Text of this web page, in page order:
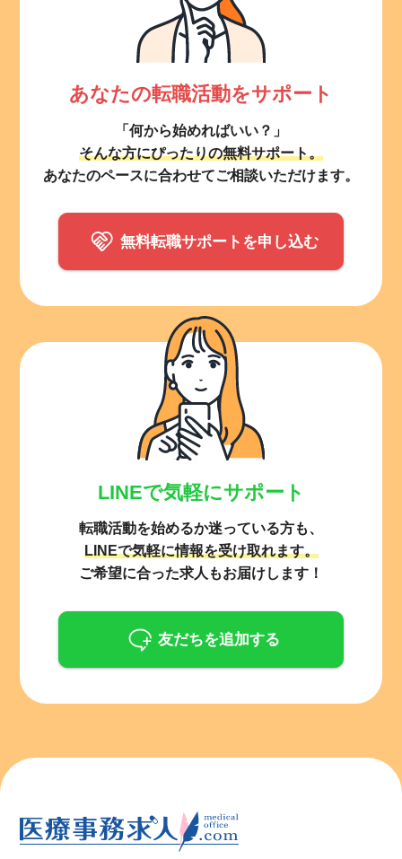
あなたの転職活動をサポート
「何から始めればいい？」
そんな方にぴったりの無料サポート。
あなたのペースに合わせてご相談いただけます。
無料転職サポートを申し込む
LINEで気軽にサポート
転職活動を始めるか迷っている方も、
LINEで気軽に情報を受け取れます。
ご希望に合った求人もお届けします！
友だちを追加する